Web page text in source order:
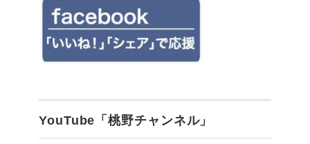
YouTube「桃野チャンネル」